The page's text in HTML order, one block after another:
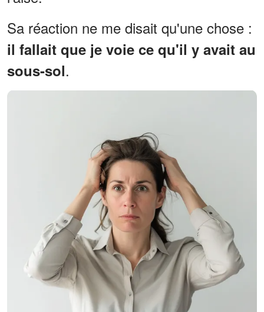
Sa réaction ne me disait qu'une chose :
il fallait que je voie ce qu'il y avait au
sous-sol.